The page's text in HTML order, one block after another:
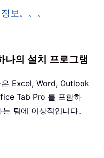
보。。。
의 설치 프로그램
은 Excel, Word, Outlook
Tab Pro 를 포함하
팀에 이상적입니다。